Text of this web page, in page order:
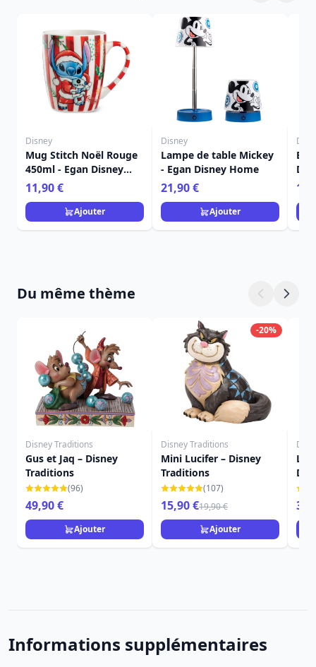
Disney
Mug Stitch Noël Rouge
450ml - Egan Disney
Home
11,90 €
Ajouter
Disney
Lampe de table Mickey
- Egan Disney Home
21,90 €
Ajouter
Du même thème
Disney Traditions
Gus et Jaq – Disney
Traditions
(96)
49,90 €
Ajouter
-20%
Disney Traditions
Mini Lucifer – Disney
Traditions
(107)
15,90 €19,90 €
Ajouter
La
Informations supplémentaires